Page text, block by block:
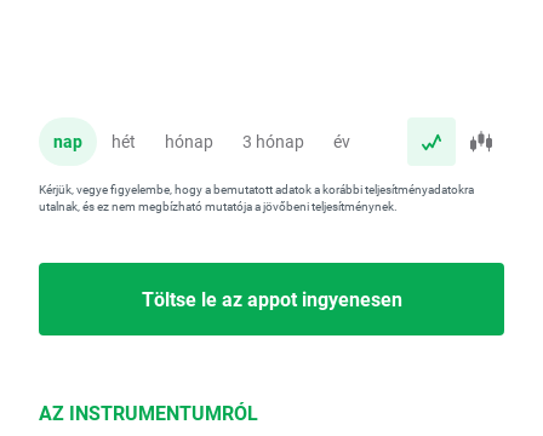
nap hét hónap 3 hónap év
Kérjük, vegye figyelembe, hogy a bemutatott adatok a korábbi teljesítményadatokra
utalnak, és ez nem megbízható mutatója a jövőbeni teljesítménynek.
Töltse le az appot ingyenesen
AZ INSTRUMENTUMRÓL